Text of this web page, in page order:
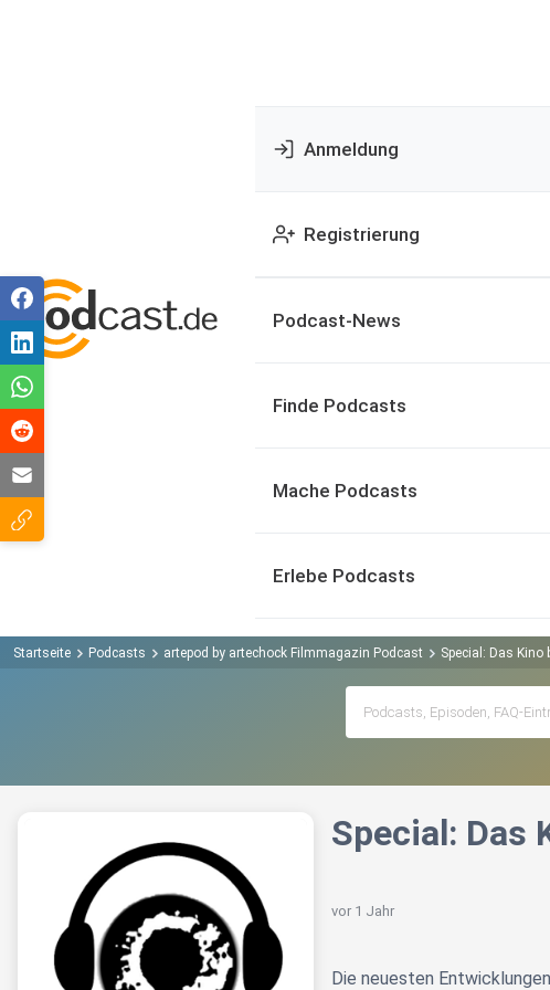
Anmeldung
Registrierung
Podcast-News
Finde Podcasts
Mache Podcasts
Erlebe Podcasts
Startseite Podcasts artepod by artechock Filmmagazin Podcast Special: Das Kino
Special: Das
vor 1 Jahr
Die neuesten